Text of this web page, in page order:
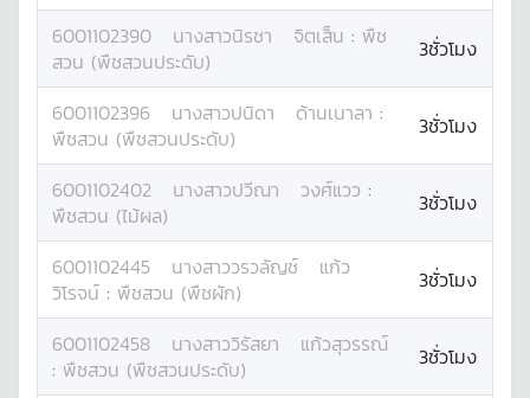
6001102390 นางสาวนิรชา จิตเส็น : พืช
สวน (พืชสวนประดับ)
3ชั่วโมง
6001102396 นางสาวปนิดา ด้านเนาลา :
พืชสวน (พืชสวนประดับ)
3ชั่วโมง
6001102402 นางสาวปวีณา วงศ์แวว :
พืชสวน (ไม้ผล)
3ชั่วโมง
6001102445 นางสาววรวลัญช์
แก้ว
วิโรจน์ : พืชสวน (พืชผัก) 3ชั่วโมง
6001102458 นางสาววิรัสยา
แก้วสุวรรณ์
: พืชสวน (พืชสวนประดับ) 3ชั่วโมง